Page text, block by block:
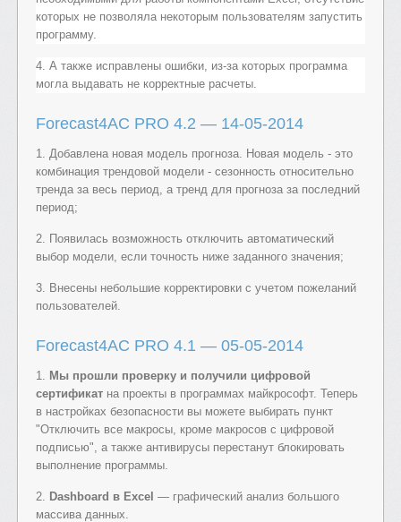
которых не позволяла некоторым пользователям запустить
программу.
4. А также исправлены ошибки, из-за которых программа
могла выдавать не корректные расчеты.
Forecast4AC PRO 4.2 — 14-05-2014
1. Добавлена новая модель прогноза. Новая модель - это
комбинация трендовой модели - сезонность относительно
тренда за весь период, а тренд для прогноза за последний
период;
2. Появилась возможность отключить автоматический
выбор модели, если точность ниже заданного значения;
3. Внесены небольшие корректировки с учетом пожеланий
пользователей.
Forecast4AC PRO 4.1 — 05-05-2014
1.
Мы прошли проверку и получили цифровой
сертификат на проекты в программах майкрософт. Теперь
в настройках безопасности вы можете выбирать пункт
"Отключить все макросы, кроме макросов с цифровой
подписью", а также антивирусы перестанут блокировать
выполнение программы.
2. Dashboard в Excel — графический анализ большого
массива данных.